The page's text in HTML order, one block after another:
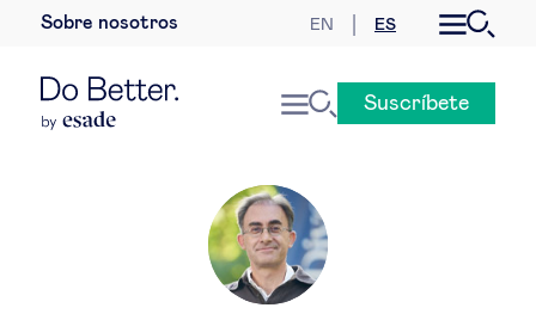
Sobre nosotros EN ES
Economía internacional
Geopolítica & riesgos globales
Gobernanza global
Suscríbete